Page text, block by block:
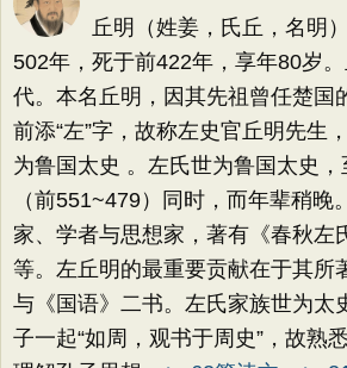
丘明（姓姜，氏丘，名明
502年，死于前422年，享年80岁
代。本名丘明，因其先祖曾任楚国
前添“左”字，故称左史官丘明先生
为鲁国太史 。左氏世为鲁国太史
（前551~479）同时，而年辈稍晚
家、学者与思想家，著有《春秋左
等。左丘明的最重要贡献在于其所
与《国语》二书。左氏家族世为太
子一起“如周，观书于周史”，故熟